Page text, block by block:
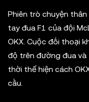
Phiên trò chuyện thân
tay đua F1 của đội
OKX. Cuộc đối thoại
độ trên đường đua
thời thể hiện cách
cầu.